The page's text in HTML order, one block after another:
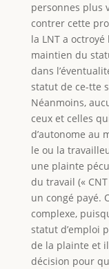
personnes plus
contrer cette
la LNT a
maintien du
dans
statut de ce-tte
Néanmoins,
ceux et celles
d’autonome au
le ou la
une plainte
du travail («
un congé payé.
complexe,
statut d’emploi
de la plainte et
décision pour